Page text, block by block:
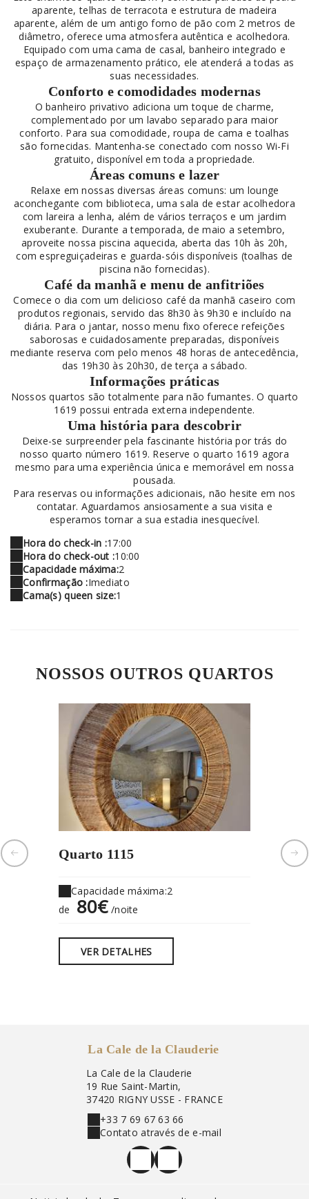
aparente, telhas de terracota e estrutura de madeira
aparente, além de um antigo forno de pão com 2 metros de
diâmetro, oferece uma atmosfera autêntica e acolhedora.
Equipado com uma cama de casal, banheiro integrado e
espaço de armazenamento prático, ele atenderá a todas as
suas necessidades.
Conforto e comodidades modernas
O banheiro privativo adiciona um toque de charme,
complementado por um lavabo separado para maior
conforto. Para sua comodidade, roupa de cama e toalhas
são fornecidas. Mantenha-se conectado com nosso Wi-Fi
gratuito, disponível em toda a propriedade.
Áreas comuns e lazer
Relaxe em nossas diversas áreas comuns: um lounge
aconchegante com biblioteca, uma sala de estar acolhedora
com lareira a lenha, além de vários terraços e um jardim
exuberante. Durante a temporada, de maio a setembro,
aproveite nossa piscina aquecida, aberta das 10h às 20h,
com espreguiçadeiras e guarda-sóis disponíveis (toalhas de
piscina não fornecidas).
Café da manhã e menu de anfitriões
Comece o dia com um delicioso café da manhã caseiro com
produtos regionais, servido das 8h30 às 9h30 e incluído na
diária. Para o jantar, nosso menu fixo oferece refeições
saborosas e cuidadosamente preparadas, disponíveis
mediante reserva com pelo menos 48 horas de antecedência,
das 19h30 às 20h30, de terça a sábado.
Informações práticas
Nossos quartos são totalmente para não fumantes. O quarto
1619 possui entrada externa independente.
Uma história para descobrir
Deixe-se surpreender pela fascinante história por trás do
nosso quarto número 1619. Reserve o quarto 1619 agora
mesmo para uma experiência única e memorável em nossa
pousada.
Para reservas ou informações adicionais, não hesite em nos
contatar. Aguardamos ansiosamente a sua visita e
esperamos tornar a sua estadia inesquecível.
Hora do check-in :17:00
Hora do check-out :10:00
Capacidade máxima:2
Confirmação :Imediato
Cama(s) queen size:1
NOSSOS OUTROS QUARTOS
Quarto 1115
Capacidade máxima:2
de
80€/noite
VER DETALHES
La Cale de la Clauderie
La Cale de la Clauderie
19 Rue Saint-Martin,
37420 RIGNY USSE - FRANCE
+33 7 69 67 63 66
Contato através de e-mail